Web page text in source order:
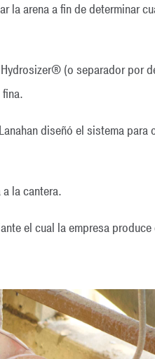
la arena a fin de determinar
(o separador por
diseñó el sistema
la cantera.
el cual la empresa